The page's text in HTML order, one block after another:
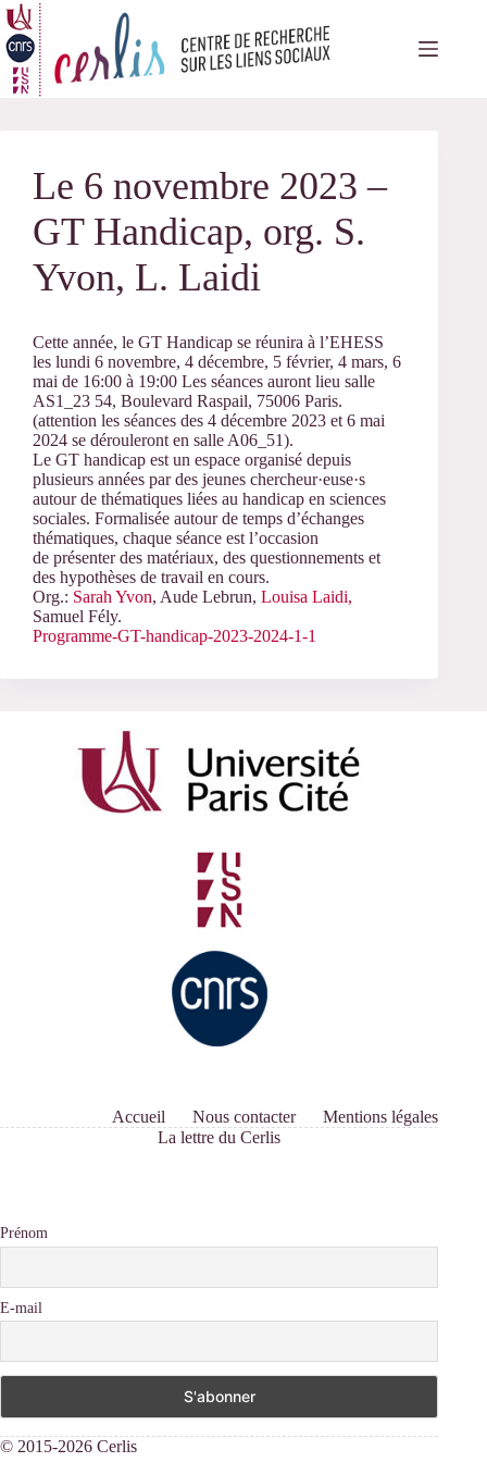
Passer
au
contenu
Le 6 novembre 2023 –
GT Handicap, org. S.
Yvon, L. Laidi
Cette année, le GT Handicap se réunira à l’EHESS
les lundi 6 novembre, 4 décembre, 5 février, 4 mars, 6
mai de 16:00 à 19:00 Les séances auront lieu salle
AS1_23 54, Boulevard Raspail, 75006 Paris.
(attention les séances des 4 décembre 2023 et 6 mai
2024 se dérouleront en salle A06_51).
Le GT handicap est un espace organisé depuis
plusieurs années par des jeunes chercheur·euse·s
autour de thématiques liées au handicap en sciences
sociales. Formalisée autour de temps d’échanges
thématiques, chaque séance est l’occasion
de présenter des matériaux, des questionnements et
des hypothèses de travail en cours.
Org.: Sarah Yvon, Aude Lebrun, Louisa Laidi,
Samuel Fély.
Programme-GT-handicap-2023-2024-1-1
Accueil Nous contacter
Mentions légales
La lettre du Cerlis
Prénom
E-mail
© 2015-2026 Cerlis